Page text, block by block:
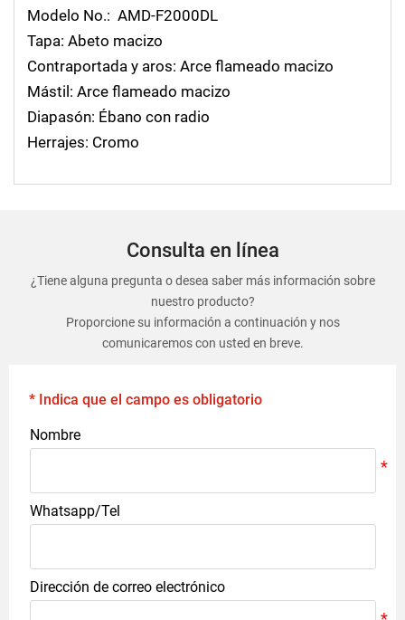
Modelo No.: AMD-F2000DL
Tapa: Abeto macizo
Contraportada y aros: Arce flameado macizo
Mástil: Arce flameado macizo
Diapasón: Ébano con radio
Herrajes: Cromo
Consulta en línea
¿Tiene alguna pregunta o desea saber más información sobre
nuestro producto?
Proporcione su información a continuación y nos
comunicaremos con usted en breve.
* Indica que el campo es obligatorio
Nombre
Whatsapp/Tel
Dirección de correo electrónico